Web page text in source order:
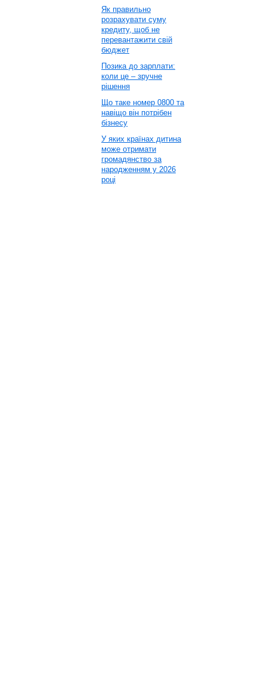
Як правильно
розрахувати суму
кредиту, щоб не
перевантажити свій
бюджет
Позика до зарплати:
коли це – зручне
рішення
Що таке номер 0800 та
навіщо він потрібен
бізнесу
У яких країнах дитина
може отримати
громадянство за
народженням у 2026
році